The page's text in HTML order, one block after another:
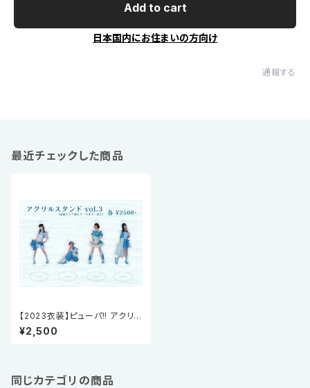
Add to cart
日本国内にお住まいの方向け
通報する
最近チェックした商品
【2023衣装】ピューパ!! アクリル
スタンド vol.3
¥2,500
同じカテゴリの商品